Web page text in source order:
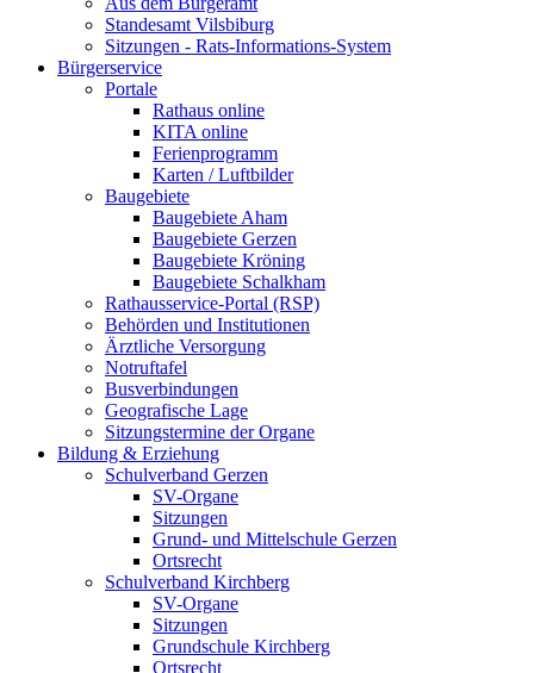
Standesamt Vilsbiburg
Sitzungen - Rats-Informations-System
Bürgerservice
Portale
Rathaus online
KITA online
Ferienprogramm
Karten / Luftbilder
Baugebiete
Baugebiete Aham
Baugebiete Gerzen
Baugebiete Kröning
Baugebiete Schalkham
Rathausservice-Portal (RSP)
Behörden und Institutionen
Ärztliche Versorgung
Notruftafel
Busverbindungen
Geografische Lage
Sitzungstermine der Organe
Bildung & Erziehung
Schulverband Gerzen
SV-Organe
Sitzungen
Grund- und Mittelschule Gerzen
Ortsrecht
Schulverband Kirchberg
SV-Organe
Sitzungen
Grundschule Kirchberg
Ortsrecht